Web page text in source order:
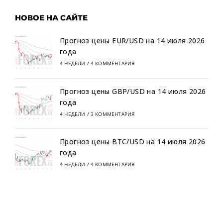
НОВОЕ НА САЙТЕ
Прогноз цены EUR/USD на 14 июля 2026
года
4 НЕДЕЛИ / 4 КОММЕНТАРИЯ
Прогноз цены GBP/USD на 14 июля 2026
года
4 НЕДЕЛИ / 3 КОММЕНТАРИЯ
Прогноз цены BTC/USD на 14 июля 2026
года
4 НЕДЕЛИ / 4 КОММЕНТАРИЯ